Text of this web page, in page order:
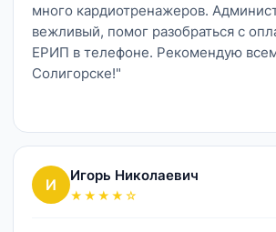
много кардиотренажеров.
вежливый, помог разобраться с
ЕРИП в телефоне. Рекомендую
Солигорске!"
И Игорь Николаевич
★★★★☆